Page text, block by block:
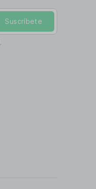
Suscríbete
.